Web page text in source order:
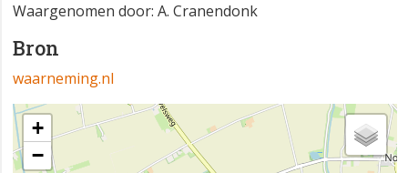
Waargenomen door: A. Cranendonk
Bron
waarneming.nl
+
−